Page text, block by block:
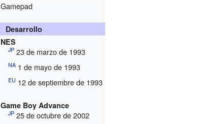
Gamepad
Desarrollo
NES
JP23 de marzo de 1993
NA1 de mayo de 1993
EU 12 de septiembre de 1993
Game Boy Advance
JP25 de octubre de 2002